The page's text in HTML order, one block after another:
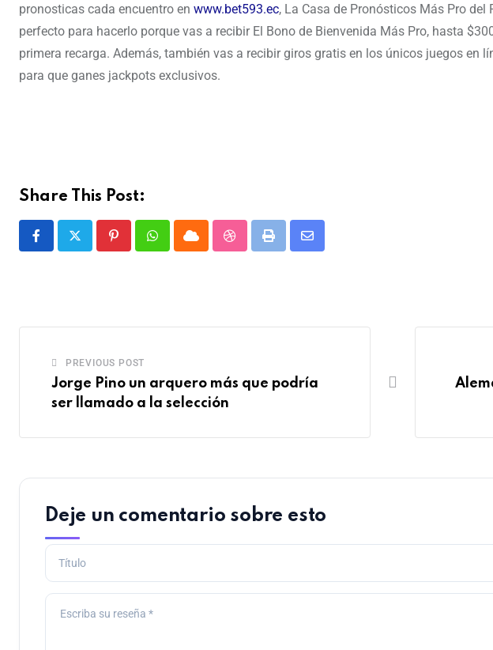
pronosticas cada encuentro en www.bet593.ec, La Casa de Pronósticos Más Pro
perfecto para hacerlo porque vas a recibir El Bono de Bienvenida Más Pro, hasta
primera recarga. Además, también vas a recibir giros gratis en los únicos juegos en
para que ganes jackpots exclusivos.
Share This Post:
PREVIOUS POST
Jorge Pino un arquero más que podría
ser llamado a la selección
Deje un comentario sobre esto